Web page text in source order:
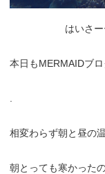
はいさ
本日もMERMAIDブ
相変わらず朝と昼の
朝とっても寒かった